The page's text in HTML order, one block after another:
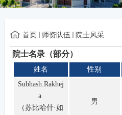
首页 师资队伍 院士风采
院士名录（部分）
姓名 性别
Subhash.Rakhej
a
（苏比哈什·如
男